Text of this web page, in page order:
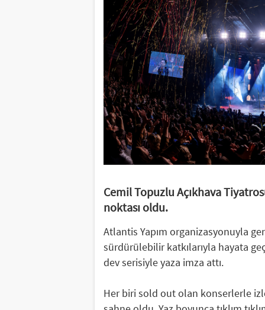
Cemil Topuzlu Açıkhava
noktası oldu.
Atlantis Yapım organizasyonuyla
sürdürülebilir katkılarıyla hayata
dev serisiyle yaza imza attı.
Her biri sold out olan konserlerle